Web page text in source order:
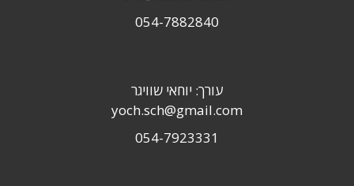
054-7882840
עורך: יוחאי שוויגר
yoch.sch@gmail.com
054-7923331